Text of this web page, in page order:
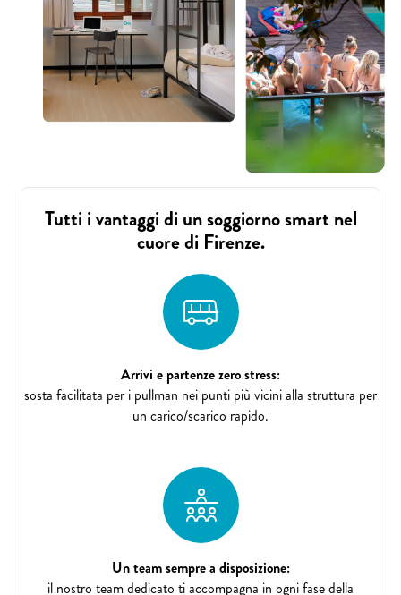
Tutti i vantaggi di un soggiorno smart nel
cuore di Firenze.
Arrivi e partenze zero stress:
sosta facilitata per i pullman nei punti più vicini alla struttura per
un carico/scarico rapido.
Un team sempre a disposizione:
il nostro team dedicato ti accompagna in ogni fase della